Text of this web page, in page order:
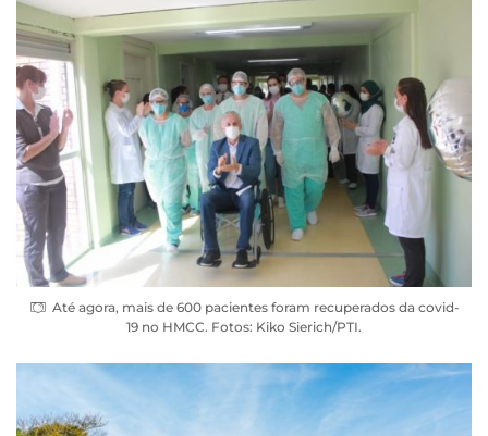
Até agora, mais de 600 pacientes foram recuperados da covid-
19 no HMCC. Fotos: Kiko Sierich/PTI.